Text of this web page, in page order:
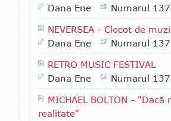
Dana Ene
Numarul
NEVERSEA - Clocot de
Dana Ene
Numarul
RETRO MUSIC FESTIVAL
Dana Ene
Numarul
MICHAEL BOLTON -
realitate"